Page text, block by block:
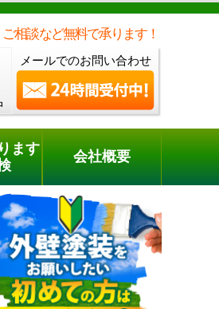
相談など無料で承ります！
メールでのお問い合わせ
で受付中]
ます
会社概要